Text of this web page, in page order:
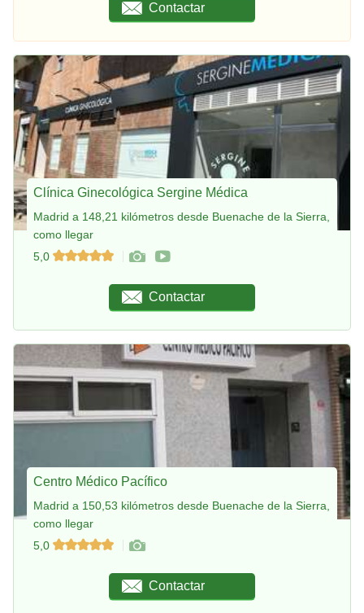
Contactar
Clínica Ginecológica Sergine Médica
Madrid a 148,21 kilómetros desde Buenache de la Sierra,
como llegar
5,0
Contactar
Centro Médico Pacífico
Madrid a 150,53 kilómetros desde Buenache de la Sierra,
como llegar
5,0
Contactar